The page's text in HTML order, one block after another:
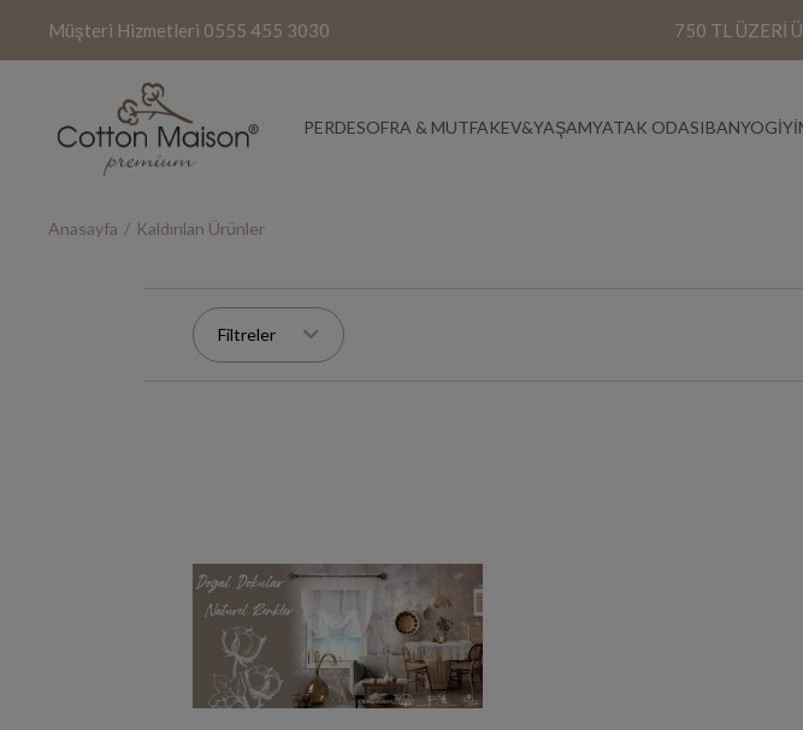
Müşteri Hizmetleri 0555 455 3030 750 TL ÜZERİ
PERDESOFRA & MUTFAKEV&YAŞAMYATAK ODASIBANYO
Anasayfa Kaldırılan Ürünler
Filtreler